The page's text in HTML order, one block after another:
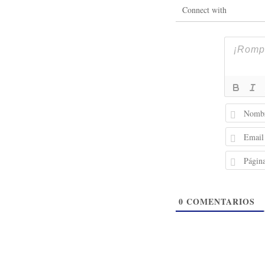
Connect with
0 COMENTARIOS